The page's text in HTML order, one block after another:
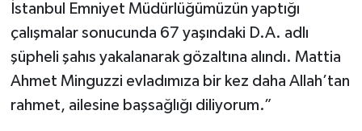
İstanbul Emniyet Müdürlüğümüzün yaptığı
çalışmalar sonucunda 67 yaşındaki D.A. adlı
şüpheli şahıs yakalanarak gözaltına alındı. Mattia
Ahmet Minguzzi evladımıza bir kez daha Allah’tan
rahmet, ailesine başsağlığı diliyorum.”